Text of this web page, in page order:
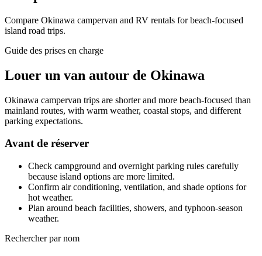
Compare Okinawa campervan and RV rentals for beach-focused
island road trips.
Guide des prises en charge
Louer un van autour de Okinawa
Okinawa campervan trips are shorter and more beach-focused than
mainland routes, with warm weather, coastal stops, and different
parking expectations.
Avant de réserver
Check campground and overnight parking rules carefully
because island options are more limited.
Confirm air conditioning, ventilation, and shade options for
hot weather.
Plan around beach facilities, showers, and typhoon-season
weather.
Rechercher par nom